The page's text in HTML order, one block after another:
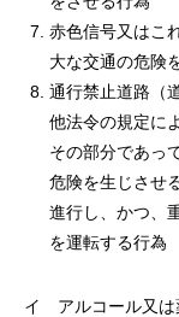
赤色信号又はこ
大な交通の危険
通行禁止道路（
他法令の規定に
その部分であっ
危険を生じさせ
進行し、かつ、
を運転する行為
イ アルコール又は